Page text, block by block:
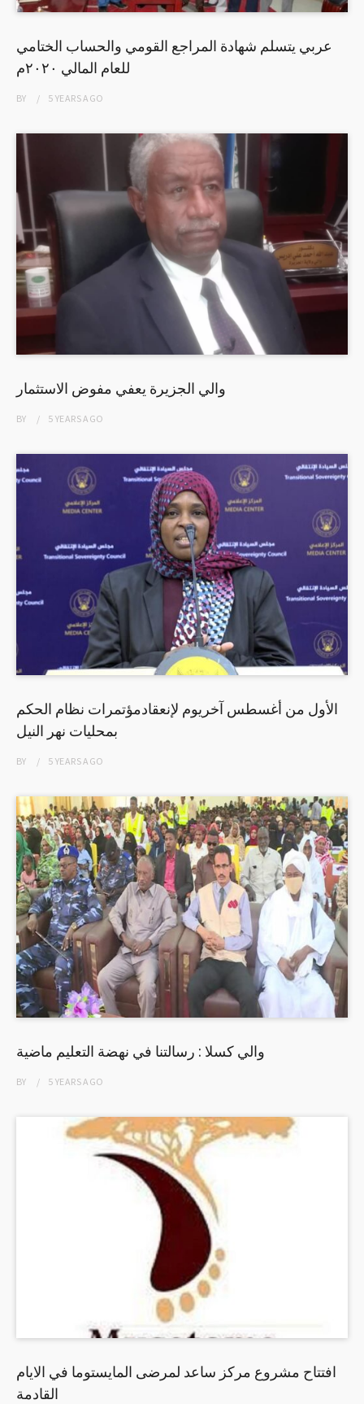
عربي يتسلم شهادة المراجع القومي والحساب الختامي
للعام المالي ٢٠٢٠م
BY 5 YEARSAGO
والي الجزيرة يعفي مفوض الاستثمار
BY 5 YEARSAGO
الأول من أغسطس آخريوم لإنعقادمؤتمرات نظام الحكم
بمحليات نهر النيل
BY 5 YEARSAGO
والي كسلا : رسالتنا في نهضة التعليم ماضية
BY 5 YEARSAGO
افتتاح مشروع مركز ساعد لمرضى المايستوما في الايام
القادمة